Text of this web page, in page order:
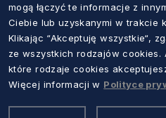
mogą łączyć te informacje z
Ciebie lub uzyskanymi w trakcie
Klikając “Akceptuję wszystkie“,
ze wszystkich rodzajów cookies.
które rodzaje cookies
Więcej informacji w Polityce